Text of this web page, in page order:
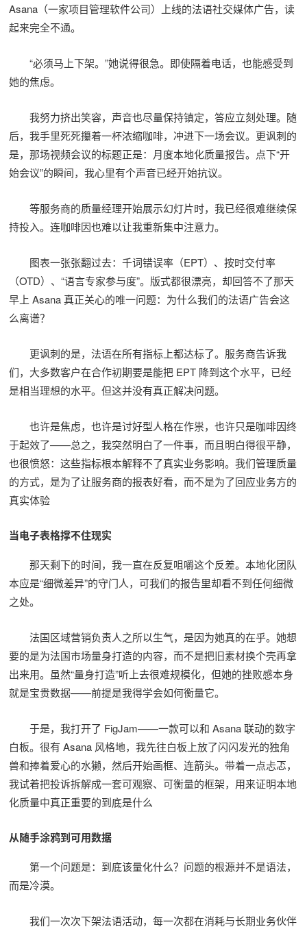
Asana（一家项目管理软件公司）上线的法语社交媒体广告，读
起来完全不通。
“必须马上下架。”她说得很急。即使隔着电话，也能感受到
她的焦虑。
我努力挤出笑容，声音也尽量保持镇定，答应立刻处理。随
后，我手里死死攥着一杯浓缩咖啡，冲进下一场会议。更讽刺的
是，那场视频会议的标题正是：月度本地化质量报告。点下“开
始会议”的瞬间，我心里有个声音已经开始抗议。
等服务商的质量经理开始展示幻灯片时，我已经很难继续保
持投入。连咖啡因也难以让我重新集中注意力。
图表一张张翻过去：千词错误率（EPT）、按时交付率
（OTD）、“语言专家参与度”。版式都很漂亮，却回答不了那天
早上 Asana 真正关心的唯一问题：为什么我们的法语广告会这
么离谱？
更讽刺的是，法语在所有指标上都达标了。服务商告诉我
们，大多数客户在合作初期要是能把 EPT 降到这个水平，已经
是相当理想的水平。但这并没有真正解决问题。
也许是焦虑，也许是讨好型人格在作祟，也许只是咖啡因终
于起效了——总之，我突然明白了一件事，而且明白得很平静，
也很愤怒：这些指标根本解释不了真实业务影响。我们管理质量
的方式，是为了让服务商的报表好看，而不是为了回应业务方的
真实体验
当电子表格撑不住现实
那天剩下的时间，我一直在反复咀嚼这个反差。本地化团队
本应是“细微差异”的守门人，可我们的报告里却看不到任何细微
之处。
法国区域营销负责人之所以生气，是因为她真的在乎。她想
要的是为法国市场量身打造的内容，而不是把旧素材换个壳再拿
出来用。虽然“量身打造”听上去很难规模化，但她的挫败感本身
就是宝贵数据——前提是我得学会如何衡量它。
于是，我打开了 FigJam——一款可以和 Asana 联动的数字
白板。很有 Asana 风格地，我先往白板上放了闪闪发光的独角
兽和捧着爱心的水獭，然后开始画框、连箭头。带着一点忐忑，
我试着把投诉拆解成一套可观察、可衡量的框架，用来证明本地
化质量中真正重要的到底是什么
从随手涂鸦到可用数据
第一个问题是：到底该量化什么？问题的根源并不是语法，
而是冷漠。
我们一次次下架法语活动，每一次都在消耗与长期业务伙伴